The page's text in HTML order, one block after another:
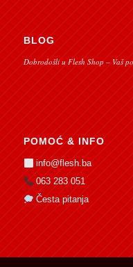
BLOG
Dobrodošli u Flesh Shop – Vaš
POMOĆ & INFO
info@flesh.ba
063 283 051
Česta pitanja